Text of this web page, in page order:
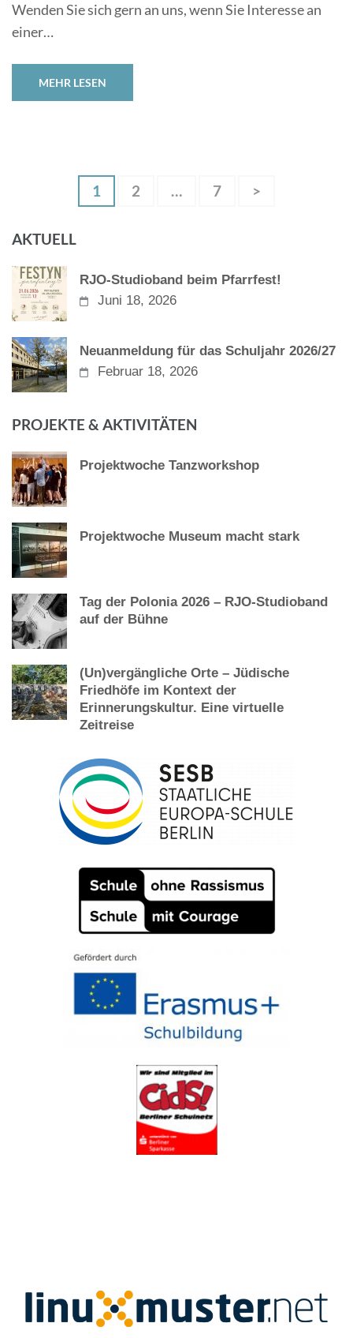
Wenden Sie sich gern an uns, wenn Sie Interesse an
einer…
MEHR LESEN
Seitennummerierung
Beiträge
Page
1 Page
2 … Page
7 >
AKTUELL
RJO-Studioband beim Pfarrfest!
Juni 18, 2026
Neuanmeldung für das Schuljahr 2026/27
Februar 18, 2026
PROJEKTE & AKTIVITÄTEN
Projektwoche Tanzworkshop
Projektwoche Museum macht stark
Tag der Polonia 2026 – RJO-Studioband
auf der Bühne
(Un)vergängliche Orte – Jüdische
Friedhöfe im Kontext der
Erinnerungskultur. Eine virtuelle
Zeitreise